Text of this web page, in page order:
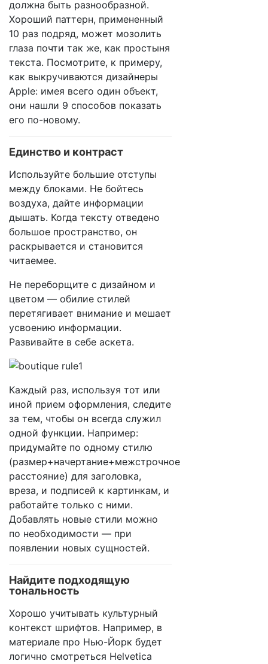
должна быть разнообразной.
Хороший паттерн, примененный
10 раз подряд, может мозолить
глаза почти так же, как простыня
текста. Посмотрите, к примеру,
как выкручиваются дизайнеры
Apple: имея всего один объект,
они нашли 9 способов показать
его по-новому.
Единство и контраст
Используйте большие отступы
между блоками. Не бойтесь
воздуха, дайте информации
дышать. Когда тексту отведено
большое пространство, он
раскрывается и становится
читаемее.
Не переборщите с дизайном и
цветом — обилие стилей
перетягивает внимание и мешает
усвоению информации.
Развивайте в себе аскета.
Каждый раз, используя тот или
иной прием оформления, следите
за тем, чтобы он всегда служил
одной функции. Например:
придумайте по одному стилю
(размер+начертание+межстрочное
расстояние) для заголовка,
вреза, и подписей к картинкам, и
работайте только с ними.
Добавлять новые стили можно
по необходимости — при
появлении новых сущностей.
Найдите подходящую
тональность
Хорошо учитывать культурный
контекст шрифтов. Например, в
материале про Нью-Йорк будет
логично смотреться Helvetica